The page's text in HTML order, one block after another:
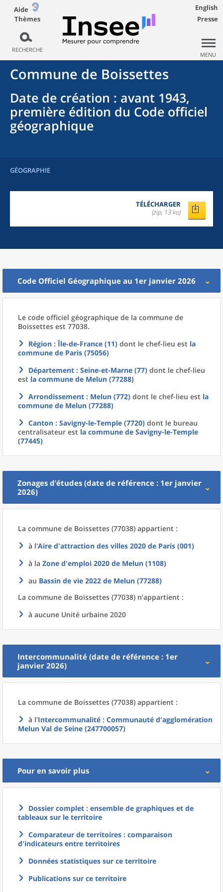
Aide
Thèmes
RECHERCHE
English
Presse
MENU
Commune de Boissettes
Date de création : avant 1943,
première édition du Code officiel
géographique
GÉOGRAPHIE
TÉLÉCHARGER
(zip, 13 ko)
Code Officiel Géographique au 1er janvier 2026
Le code officiel géographique de la commune de
Boissettes est 77038.
Région : Île-de-France (11) dont le chef-lieu est la
commune de Paris (75056)
Département : Seine-et-Marne (77) dont le chef-lieu
est la commune de Melun (77288)
Arrondissement : Melun (772) dont le chef-lieu est la
commune de Melun (77288)
Canton : Savigny-le-Temple (7720) dont le bureau
centralisateur est la commune de Savigny-le-Temple
(77445)
Zonages d’études (date de référence : 1er janvier
2026)
La commune de Boissettes (77038) appartient :
à l'Aire d'attraction des villes 2020 de Paris (001)
à la Zone d'emploi 2020 de Melun (1108)
au Bassin de vie 2022 de Melun (77288)
La commune de Boissettes (77038) n’appartient :
à aucune Unité urbaine 2020
Intercommunalité (date de référence : 1er
janvier 2026)
La commune de Boissettes (77038) appartient :
à l'Intercommunalité : Communauté d'agglomération
Melun Val de Seine (247700057)
Pour en savoir plus
Dossier complet : ensemble de graphiques et de
tableaux sur le territoire
Comparateur de territoires : comparaison
d'indicateurs entre territoires
Données statistiques sur ce territoire
Publications sur ce territoire